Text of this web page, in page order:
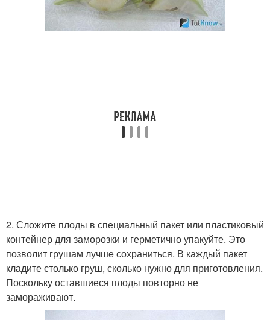
2. Сложите плоды в специальный пакет или пластиковый
контейнер для заморозки и герметично упакуйте. Это
позволит грушам лучше сохраниться. В каждый пакет
кладите столько груш, сколько нужно для приготовления.
Поскольку оставшиеся плоды повторно не
замораживают.